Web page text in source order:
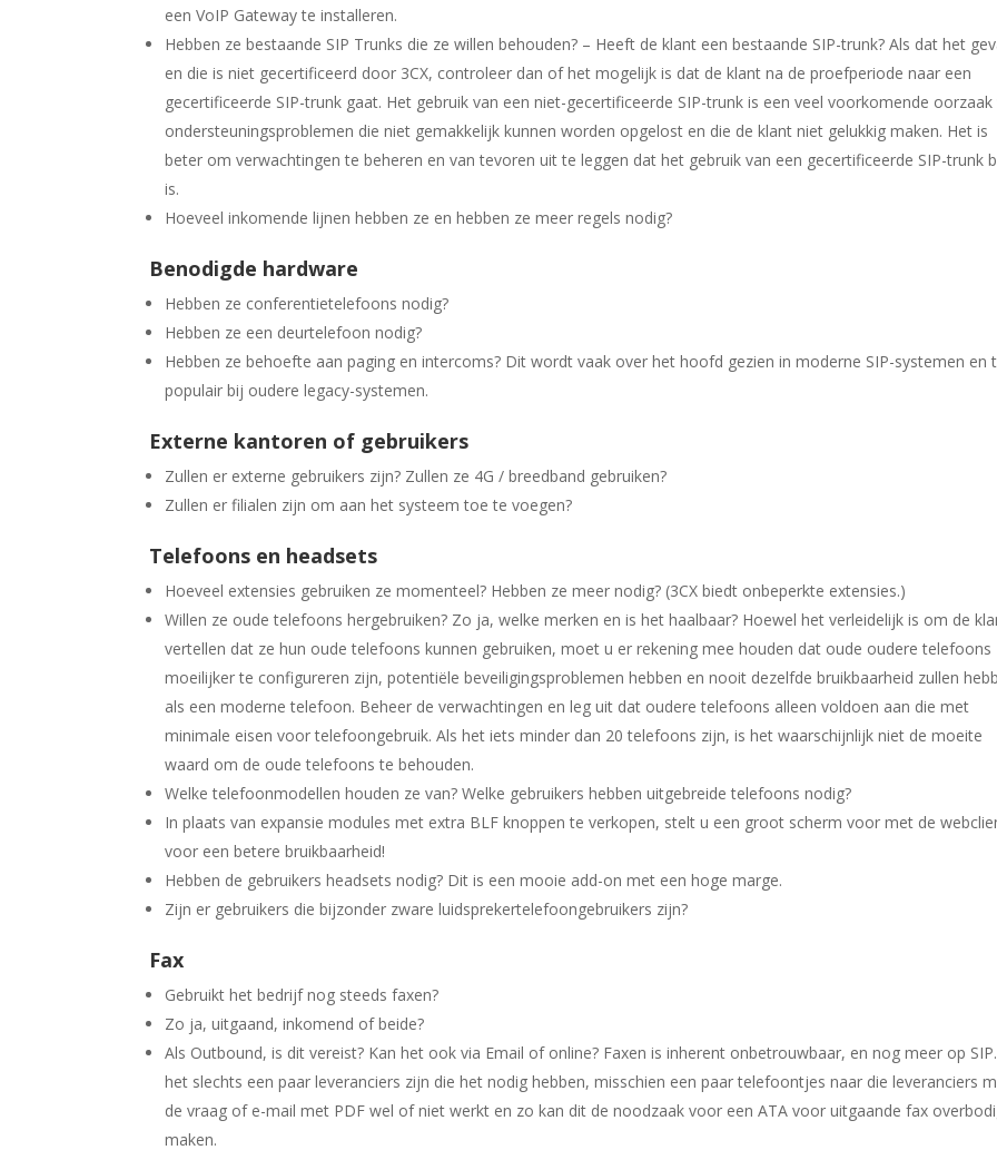
een VoIP Gateway te installeren.
Hebben ze bestaande SIP Trunks die ze willen behouden? – Heeft de klant een bestaande SIP-trunk? Als dat het
en die is niet gecertificeerd door 3CX, controleer dan of het mogelijk is dat de klant na de proefperiode naar een
gecertificeerde SIP-trunk gaat. Het gebruik van een niet-gecertificeerde SIP-trunk is een veel voorkomende oorzaak
ondersteuningsproblemen die niet gemakkelijk kunnen worden opgelost en die de klant niet gelukkig maken. Het is
beter om verwachtingen te beheren en van tevoren uit te leggen dat het gebruik van een gecertificeerde SIP-trunk
is.
Hoeveel inkomende lijnen hebben ze en hebben ze meer regels nodig?
Benodigde hardware
Hebben ze conferentietelefoons nodig?
Hebben ze een deurtelefoon nodig?
Hebben ze behoefte aan paging en intercoms? Dit wordt vaak over het hoofd gezien in moderne SIP-systemen en
populair bij oudere legacy-systemen.
Externe kantoren of gebruikers
Zullen er externe gebruikers zijn? Zullen ze 4G / breedband gebruiken?
Zullen er filialen zijn om aan het systeem toe te voegen?
Telefoons en headsets
Hoeveel extensies gebruiken ze momenteel? Hebben ze meer nodig? (3CX biedt onbeperkte extensies.)
Willen ze oude telefoons hergebruiken? Zo ja, welke merken en is het haalbaar? Hoewel het verleidelijk is om de
vertellen dat ze hun oude telefoons kunnen gebruiken, moet u er rekening mee houden dat oude oudere telefoons
moeilijker te configureren zijn, potentiële beveiligingsproblemen hebben en nooit dezelfde bruikbaarheid zullen
als een moderne telefoon. Beheer de verwachtingen en leg uit dat oudere telefoons alleen voldoen aan die met
minimale eisen voor telefoongebruik. Als het iets minder dan 20 telefoons zijn, is het waarschijnlijk niet de moeite
waard om de oude telefoons te behouden.
Welke telefoonmodellen houden ze van? Welke gebruikers hebben uitgebreide telefoons nodig?
In plaats van expansie modules met extra BLF knoppen te verkopen, stelt u een groot scherm voor met de
voor een betere bruikbaarheid!
Hebben de gebruikers headsets nodig? Dit is een mooie add-on met een hoge marge.
Zijn er gebruikers die bijzonder zware luidsprekertelefoongebruikers zijn?
Fax
Gebruikt het bedrijf nog steeds faxen?
Zo ja, uitgaand, inkomend of beide?
Als Outbound, is dit vereist? Kan het ook via Email of online? Faxen is inherent onbetrouwbaar, en nog meer op
het slechts een paar leveranciers zijn die het nodig hebben, misschien een paar telefoontjes naar die leveranciers
de vraag of e-mail met PDF wel of niet werkt en zo kan dit de noodzaak voor een ATA voor uitgaande fax
maken.